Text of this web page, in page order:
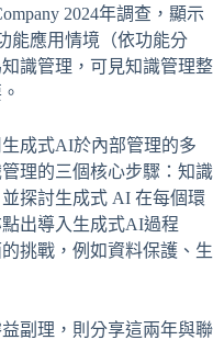
2024年調查，顯示
能應用情境（依功能分
識管理，可見知識管理整
成式AI於內部管理的多
理的三個核心步驟：知識
探討生成式 AI 在每個環
出導入生成式AI過程
挑戰，例如資料保護、生
副理，則分享這兩年與聯